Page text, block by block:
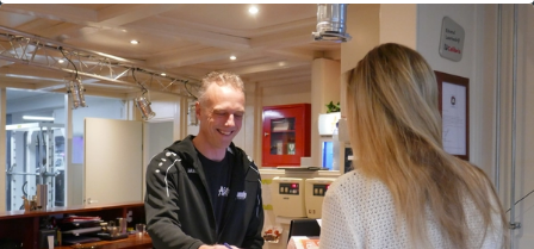
Contact